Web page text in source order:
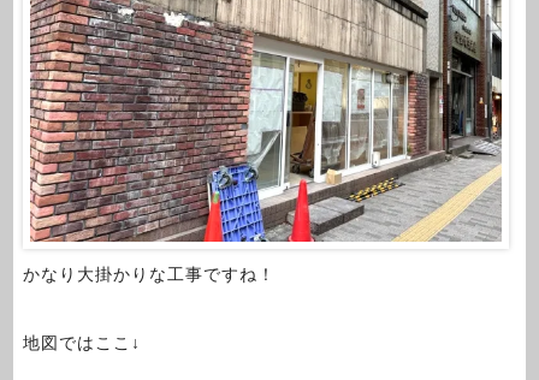
かなり大掛かりな工事ですね！
地図ではここ↓